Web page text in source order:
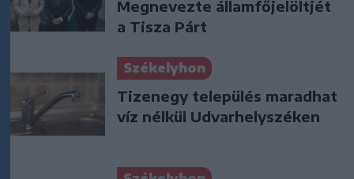
Megnevezte államfőjelöltjét
a Tisza Párt
Székelyhon
Tizenegy település maradhat
víz nélkül Udvarhelyszéken